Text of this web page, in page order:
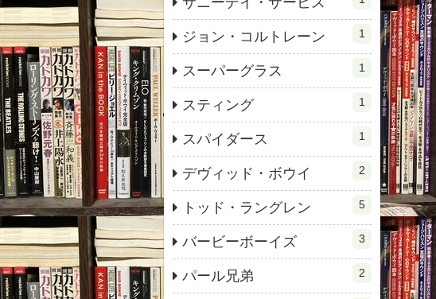
ジョン・コルトレーン 1
スーパーグラス 1
スティング 1
スパイダース 1
デヴィッド・ボウイ 2
トッド・ラングレン 5
バービーボーイズ 3
パール兄弟 2